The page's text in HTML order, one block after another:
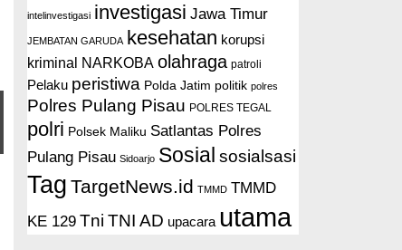
intelinvestigasi investigasi Jawa Timur
JEMBATAN GARUDA kesehatan korupsi
kriminal NARKOBA olahraga patroli
Pelaku peristiwa Polda Jatim politik polres
Polres Pulang Pisau POLRES TEGAL
polri Polsek Maliku Satlantas Polres
Pulang Pisau Sidoarjo Sosial sosialsasi
Tag TargetNews.id TMMD TMMD
KE 129 Tni TNI AD upacara utama